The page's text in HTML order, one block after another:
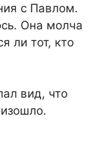
с Павлом.
Она молча
ли тот, кто
вид, что